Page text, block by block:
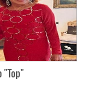
"Top"